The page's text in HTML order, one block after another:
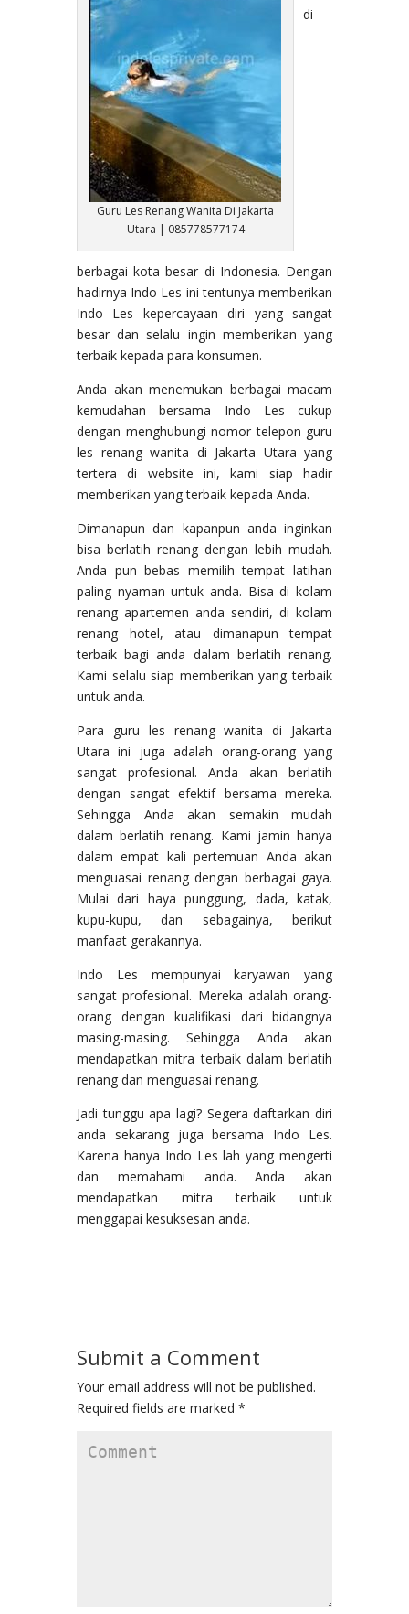
Guru Les Renang Wanita Di Jakarta
Utara | 085778577174
di
berbagai kota besar di Indonesia. Dengan
hadirnya Indo Les ini tentunya memberikan
Indo Les kepercayaan diri yang sangat
besar dan selalu ingin memberikan yang
terbaik kepada para konsumen.
Anda akan menemukan berbagai macam
kemudahan bersama Indo Les cukup
dengan menghubungi nomor telepon guru
les renang wanita di Jakarta Utara yang
tertera di website ini, kami siap hadir
memberikan yang terbaik kepada Anda.
Dimanapun dan kapanpun anda inginkan
bisa berlatih renang dengan lebih mudah.
Anda pun bebas memilih tempat latihan
paling nyaman untuk anda. Bisa di kolam
renang apartemen anda sendiri, di kolam
renang hotel, atau dimanapun tempat
terbaik bagi anda dalam berlatih renang.
Kami selalu siap memberikan yang terbaik
untuk anda.
Para guru les renang wanita di Jakarta
Utara ini juga adalah orang-orang yang
sangat profesional. Anda akan berlatih
dengan sangat efektif bersama mereka.
Sehingga Anda akan semakin mudah
dalam berlatih renang. Kami jamin hanya
dalam empat kali pertemuan Anda akan
menguasai renang dengan berbagai gaya.
Mulai dari haya punggung, dada, katak,
kupu-kupu, dan sebagainya, berikut
manfaat gerakannya.
Indo Les mempunyai karyawan yang
sangat profesional. Mereka adalah orang-
orang dengan kualifikasi dari bidangnya
masing-masing. Sehingga Anda akan
mendapatkan mitra terbaik dalam berlatih
renang dan menguasai renang.
Jadi tunggu apa lagi? Segera daftarkan diri
anda sekarang juga bersama Indo Les.
Karena hanya Indo Les lah yang mengerti
dan memahami anda. Anda akan
mendapatkan mitra terbaik untuk
menggapai kesuksesan anda.
Submit a Comment
Your email address will not be published.
Required fields are marked *